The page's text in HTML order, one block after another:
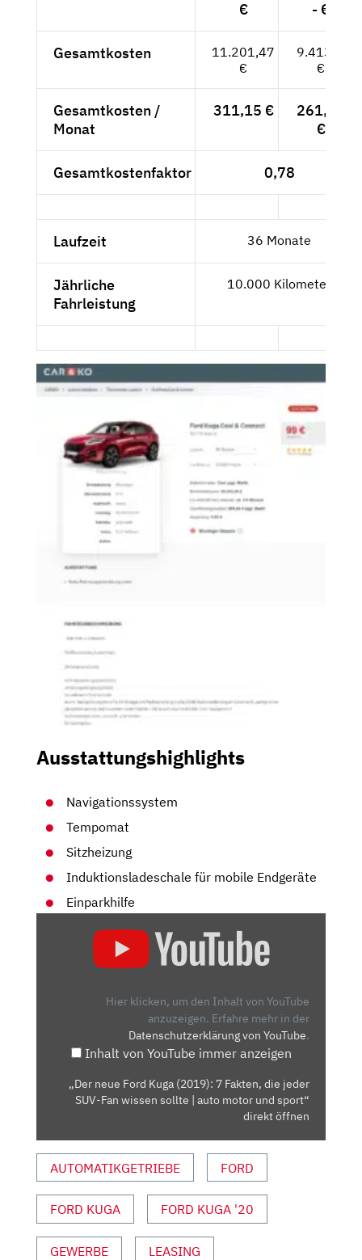
€ - €
Gesamtkosten
11.201,47
€
9.413,--
€
Gesamtkosten /
Monat
311,15 €
261,47
€
Gesamtkostenfaktor 0,78
Laufzeit 36 Monate
Jährliche
Fahrleistung
10.000 Kilometer
Ausstattungshighlights
Navigationssystem
Tempomat
Sitzheizung
Induktionsladeschale für mobile Endgeräte
Einparkhilfe
SOLLTE
AUTO
MOTOR
SPORT“
Hier klicken, um den Inhalt von YouTube
anzuzeigen. Erfahre mehr in der
Datenschutzerklärung von YouTube.
Inhalt von YouTube immer anzeigen
„Der neue Ford Kuga (2019): 7 Fakten, die jeder
SUV-Fan wissen sollte | auto motor und sport“
direkt öffnen
AUTOMATIKGETRIEBE FORD
FORD KUGA FORD KUGA '20
GEWERBE LEASING